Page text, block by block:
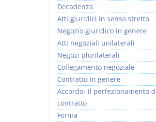
Decadenza
Atti giuridici in senso stretto
Negozio giuridico in genere
Atti negoziali unilaterali
Negozi plurilaterali
Collegamento negoziale
Contratto in genere
Accordo- il perfezionamento
contratto
Forma